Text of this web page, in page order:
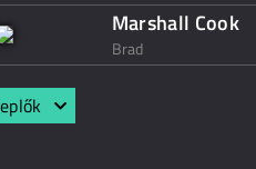
Marshall Cook
Brad